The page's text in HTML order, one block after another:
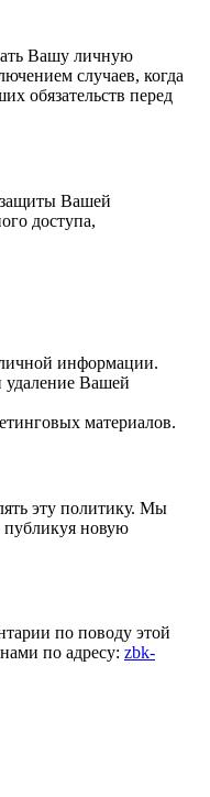
Вашу личную
случаев, когда
обязательств перед
Вашей
доступа,
информации.
удаление Вашей
материалов.
эту политику. Мы
новую
по поводу этой
по адресу: zbk-